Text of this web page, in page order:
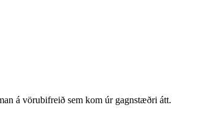
á vörubifreið sem kom úr gagnstæðri átt.